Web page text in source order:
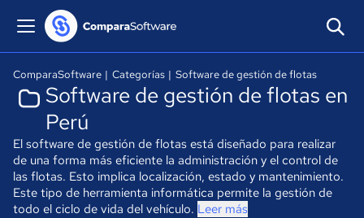
ComparaSoftware | Categorías | Software de gestión de flotas
Software de gestión de flotas en
Perú
El software de gestión de flotas está diseñado para realizar
de una forma más eficiente la administración y el control de
las flotas. Esto implica localización, estado y mantenimiento.
Este tipo de herramienta informática permite la gestión de
todo el ciclo de vida del vehículo. Leer más